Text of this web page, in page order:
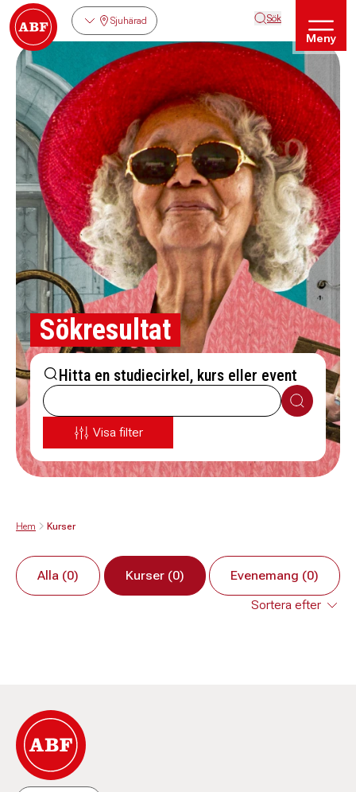
Sjuhärad Sök
Meny
Sökresultat
Hitta en studiecirkel, kurs eller event
Sök
Visa filter
Hem Kurser
Alla (0) Kurser (0) Evenemang (0)